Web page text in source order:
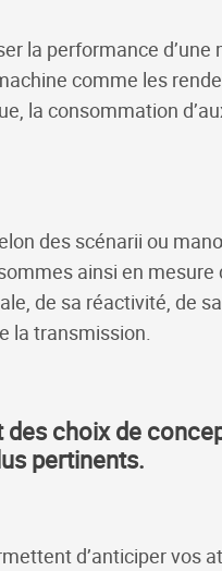
la performance
comme les
la consommation
des scénarii ou
ainsi en
de sa réactivité, de
la transmission.
choix de
pertinents.
d’anticiper vos